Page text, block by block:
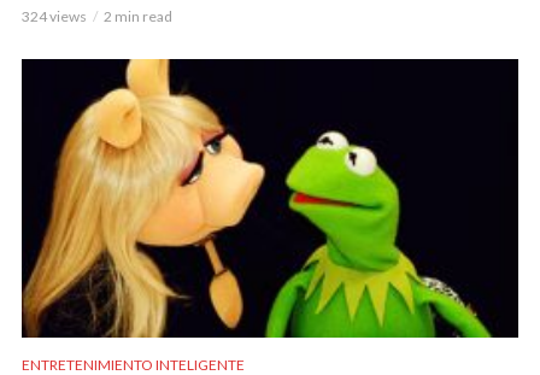
324 views 2 min read
ENTRETENIMIENTO INTELIGENTE